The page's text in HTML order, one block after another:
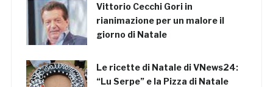
Vittorio Cecchi Gori in
rianimazione per un malore il
giorno di Natale
Le ricette di Natale di VNews24:
“Lu Serpe” e la Pizza di Natale